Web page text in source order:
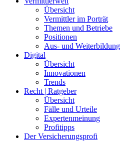
Übersicht
Vermittler im Porträt
Themen und Betriebe
Positionen
Aus- und Weiterbildung
Digital
Übersicht
Innovationen
Trends
Recht | Ratgeber
Übersicht
Fälle und Urteile
Expertenmeinung
Profitipps
Der Versicherungsprofi